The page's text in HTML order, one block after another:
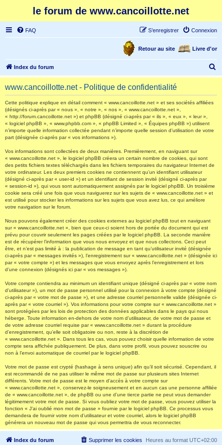
le forum de www.cancoillotte.net
FAQ Connexion
S’enregistrer
Livre d'or
Retour au site
Index du forum
e
www.cancoillotte.net - Politique de confidentialité
Cette politique explique en détail comment « www.cancoillotte.net » et ses sociétés affiliées
(désignés ci-après par « nous », « notre », « nos », « www.cancoillotte.net »,
« http://forum.cancoillotte.net ») et phpBB (désigné ci-après par « ils », « eux », « leur »,
« logiciel phpBB », « www.phpbb.com », « phpBB Limited », « Équipes phpBB ») utilisent
n’importe quelle information collectée pendant n’importe quelle session d’utilisation de votre
part (désignée ci-après par « vos informations »).
Vos informations sont collectées de deux manières. Premièrement, en naviguant sur
« www.cancoillotte.net », le logiciel phpBB créera un certain nombre de cookies, qui sont
des petits fichiers textes téléchargés dans les fichiers temporaires du navigateur Internet de
votre ordinateur. Les deux premiers cookies ne contiennent qu’un identifiant utilisateur
(désigné ci-après par « user-id ») et un identifiant de session invité (désigné ci-après par
« session-id »), qui vous sont automatiquement assignés par le logiciel phpBB. Un troisième
cookie sera créé une fois que vous naviguerez sur les sujets de « www.cancoillotte.net » et
est utilisé pour stocker les informations sur les sujets que vous avez lus, ce qui améliore
votre navigation sur le forum.
Nous pouvons également créer des cookies externes au logiciel phpBB tout en naviguant
sur « www.cancoillotte.net », bien que ceux-ci soient hors de portée du document qui est
prévu pour couvrir seulement les pages créées par le logiciel phpBB. La seconde manière
est de récupérer l’information que vous nous envoyez et que nous collectons. Ceci peut
être, et n’est pas limité à : la publication de message en tant qu’utilisateur invité (désignée
ci-après par « messages invités »), l’enregistrement sur « www.cancoillotte.net » (désignée ici
par « votre compte ») et les messages que vous envoyez après l’enregistrement et lors
d’une connexion (désignés ici par « vos messages »).
Votre compte contiendra au minimum un identifiant unique (désigné ci-après par « votre nom
d’utilisateur »), un mot de passe personnel utilisé pour la connexion à votre compte (désigné
ci-après par « votre mot de passe »), et une adresse courriel personnelle valide (désignée ci-
après par « votre courriel »). Vos informations pour votre compte sur « www.cancoillotte.net »
sont protégées par les lois de protection des données applicables dans le pays qui nous
héberge. Toute information en-dehors de votre nom d’utilisateur, de votre mot de passe et
de votre adresse courriel requise par « www.cancoillotte.net » durant la procédure
d’enregistrement, qu’elle soit obligatoire ou non, reste à la discrétion de
« www.cancoillotte.net ». Dans tous les cas, vous pouvez choisir quelle information de votre
compte sera affichée publiquement. De plus, dans votre profil, vous pouvez souscrire ou
non à l’envoi automatique de courriel par le logiciel phpBB.
Votre mot de passe est crypté (hashage à sens unique) afin qu’il soit sécurisé. Cependant, il
est recommandé de ne pas utiliser le même mot de passe sur plusieurs sites Internet
différents. Votre mot de passe est le moyen d’accès à votre compte sur
« www.cancoillotte.net », conservez-le soigneusement et en aucun cas une personne affiliée
de « www.cancoillotte.net », de phpBB ou une d’une tierce partie ne peut vous demander
légitimement votre mot de passe. Si vous oubliez votre mot de passe, vous pouvez utiliser la
fonction « J’ai oublié mon mot de passe » fournie par le logiciel phpBB. Ce processus vous
demandera de fournir votre nom d’utilisateur et votre courriel, alors le logiciel phpBB
générera un nouveau mot de passe qui vous permettra de vous reconnecter.
Index du forum Heures au format UTC+02:00
Supprimer les cookies